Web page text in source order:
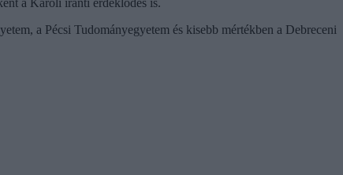
a Károli iránti érdeklődés is.
a Pécsi Tudományegyetem és kisebb mértékben a Debreceni